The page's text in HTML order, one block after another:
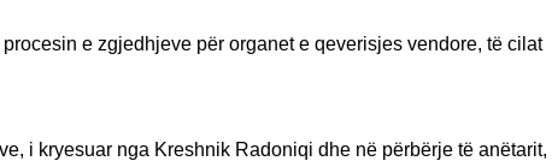
e zgjedhjeve për organet e qeverisjes vendore, të cilat
i kryesuar nga Kreshnik Radoniqi dhe në përbërje të anëtarit,